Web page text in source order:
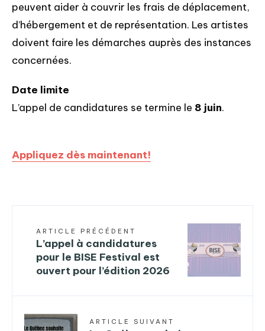
peuvent aider à couvrir les frais de déplacement,
d’hébergement et de représentation. Les artistes
doivent faire les démarches auprès des instances
concernées.
Date limite
L’appel de candidatures se termine le 8 juin.
Appliquez dès maintenant!
ARTICLE PRÉCÉDENT
L’appel à candidatures
pour le BISE Festival est
ouvert pour l’édition 2026
ARTICLE SUIVANT